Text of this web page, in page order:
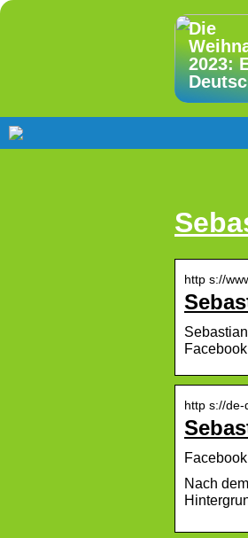
Die
2023:
http s://
http s://de-
Facebook
Nach